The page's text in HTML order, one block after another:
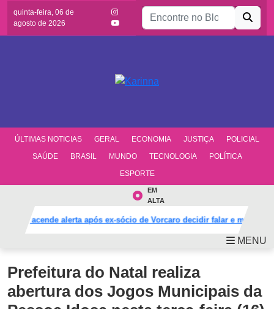
quinta-feira, 06 de
agosto de 2026
Buscar por:
ÚLTIMAS NOTICIAS GERAL ECONOMIA JUSTIÇA
POLICIAL
SAÚDE
BRASIL MUNDO TECNOLOGIA
POLÍTICA
ESPORTE
EM
ALTA
PT acende alerta após ex-sócio de Vorcaro decidir falar e mudar
MENU
Prefeitura do Natal realiza
abertura dos Jogos Municipais da